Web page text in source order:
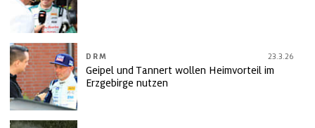
DRM 23.3.26
Geipel und Tannert wollen Heimvorteil im
Erzgebirge nutzen